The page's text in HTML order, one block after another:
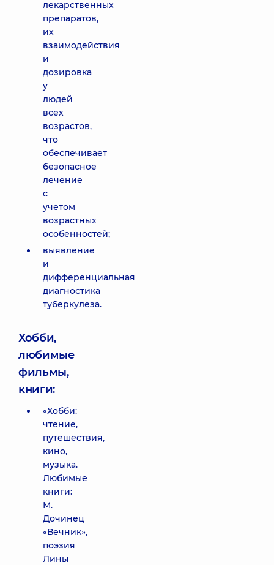
лекарственных
препаратов,
их
взаимодействия
и
дозировка
у
людей
всех
возрастов,
что
обеспечивает
безопасное
лечение
с
учетом
возрастных
особенностей;
выявление
и
дифференциальная
диагностика
туберкулеза.
Хобби,
любимые
фильмы,
книги:
«Хобби:
чтение,
путешествия,
кино,
музыка.
Любимые
книги:
М.
Дочинец
«Вечник»,
поэзия
Лины